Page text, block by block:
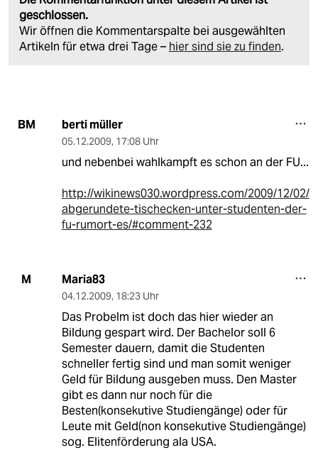
geschlossen.
Wir öffnen die Kommentarspalte bei ausgewählten
Artikeln für etwa drei Tage – hier sind sie zu finden.
BM berti müller
05.12.2009, 17:08 Uhr
und nebenbei wahlkampft es schon an der FU...
http://wikinews030.wordpress.com/2009/12/02/
abgerundete-tischecken-unter-studenten-der-
fu-rumort-es/#comment-232
M Maria83
04.12.2009, 18:23 Uhr
Das Probelm ist doch das hier wieder an
Bildung gespart wird. Der Bachelor soll 6
Semester dauern, damit die Studenten
schneller fertig sind und man somit weniger
Geld für Bildung ausgeben muss. Den Master
gibt es dann nur noch für die
Besten(konsekutive Studiengänge) oder für
Leute mit Geld(non konsekutive Studiengänge)
sog. Elitenförderung ala USA.